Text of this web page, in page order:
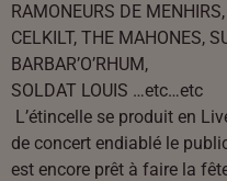
RAMONEURS DE MENHIRS,
CELKILT, THE MAHONES,
BARBAR’O’RHUM,
SOLDAT LOUIS …etc…etc
L’étincelle se produit en
de concert endiablé le
est encore prêt à faire la